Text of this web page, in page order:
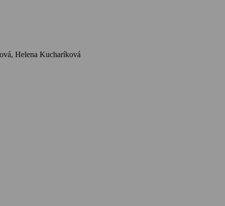
Herci: Michal Dočolomanský, Sylvia Turbová, Ladislav Chudík, František Zvarík, Elo Romančík, Martin Huba, Jozef Čierny, Emília Došeková, Helena Kucharíková